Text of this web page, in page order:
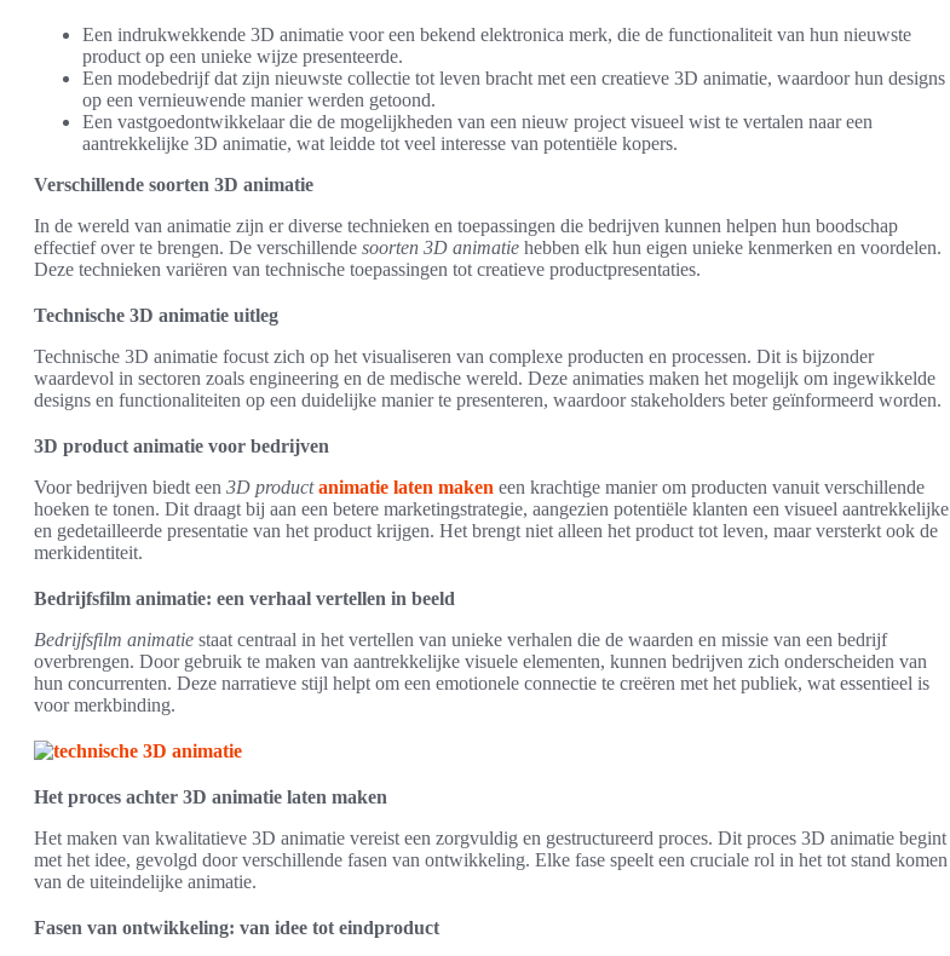
Een indrukwekkende 3D animatie voor een bekend elektronica merk, die de functionaliteit van hun nieuwste
product op een unieke wijze presenteerde.
Een modebedrijf dat zijn nieuwste collectie tot leven bracht met een creatieve 3D animatie, waardoor hun designs
op een vernieuwende manier werden getoond.
Een vastgoedontwikkelaar die de mogelijkheden van een nieuw project visueel wist te vertalen naar een
aantrekkelijke 3D animatie, wat leidde tot veel interesse van potentiële kopers.
Verschillende soorten 3D animatie
In de wereld van animatie zijn er diverse technieken en toepassingen die bedrijven kunnen helpen hun boodschap
effectief over te brengen. De verschillende soorten 3D animatie hebben elk hun eigen unieke kenmerken en voordelen.
Deze technieken variëren van technische toepassingen tot creatieve productpresentaties.
Technische 3D animatie uitleg
Technische 3D animatie focust zich op het visualiseren van complexe producten en processen. Dit is bijzonder
waardevol in sectoren zoals engineering en de medische wereld. Deze animaties maken het mogelijk om ingewikkelde
designs en functionaliteiten op een duidelijke manier te presenteren, waardoor stakeholders beter geïnformeerd worden.
3D product animatie voor bedrijven
Voor bedrijven biedt een 3D productanimatie laten maken een krachtige manier om producten vanuit verschillende
hoeken te tonen. Dit draagt bij aan een betere marketingstrategie, aangezien potentiële klanten een visueel aantrekkelijke
en gedetailleerde presentatie van het product krijgen. Het brengt niet alleen het product tot leven, maar versterkt ook de
merkidentiteit.
Bedrijfsfilm animatie: een verhaal vertellen in beeld
Bedrijfsfilm animatie staat centraal in het vertellen van unieke verhalen die de waarden en missie van een bedrijf
overbrengen. Door gebruik te maken van aantrekkelijke visuele elementen, kunnen bedrijven zich onderscheiden van
hun concurrenten. Deze narratieve stijl helpt om een emotionele connectie te creëren met het publiek, wat essentieel is
voor merkbinding.
Het proces achter 3D animatie laten maken
Het maken van kwalitatieve 3D animatie vereist een zorgvuldig en gestructureerd proces. Dit proces 3D animatie begint
met het idee, gevolgd door verschillende fasen van ontwikkeling. Elke fase speelt een cruciale rol in het tot stand komen
van de uiteindelijke animatie.
Fasen van ontwikkeling: van idee tot eindproduct